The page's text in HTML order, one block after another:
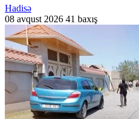
Hadisə
08 avqust 2026 41 baxış